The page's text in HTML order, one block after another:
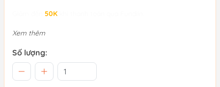
50K
Xem thêm
Số lượng: